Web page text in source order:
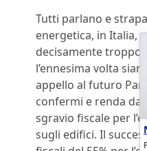
Tutti parlano e
energetica, in Italia,
decisamente troppo
l’ennesima volta
appello al futuro
confermi e renda
sgravio fiscale per
sugli edifici. Il